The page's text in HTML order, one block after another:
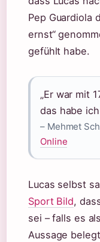
Pep Guardiola
ernst“
gefühlt habe.
„Er war mit
das habe
– Mehmet
Online
Lucas selbst
Sport Bild,
sei – falls es
Aussage